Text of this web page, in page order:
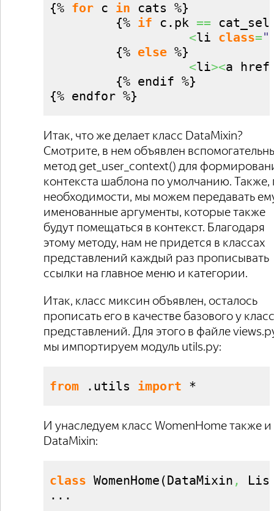
{% for c in cats %}
{% if c. pk ==
<li class=
{% else %}
<li><a href
{% endif %}
{% endfor %}
Итак, что же делает класс DataMixin?
Смотрите, в нем объявлен
метод get_user_context() для
контекста шаблона по умолчанию. Также,
необходимости, мы можем передавать
именованные аргументы, которые также
будут помещаться в контекст. Благодаря
этому методу, нам не придется в классах
представлений каждый раз прописывать
ссылки на главное меню и категории.
Итак, класс миксин объявлен, осталось
прописать его в качестве базового у
представлений. Для этого в файле
мы импортируем модуль utils.py:
from . utils import *
И унаследуем класс WomenHome также и
DataMixin:
class WomenHome (DataMixin ,
...